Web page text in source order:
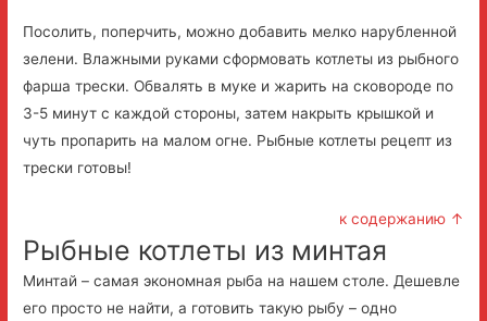
Посолить, поперчить, можно добавить мелко нарубленной
зелени. Влажными руками сформовать котлеты из рыбного
фарша трески. Обвалять в муке и жарить на сковороде по
3-5 минут с каждой стороны, затем накрыть крышкой и
чуть пропарить на малом огне. Рыбные котлеты рецепт из
трески готовы!
к содержанию ↑
Рыбные котлеты из минтая
Минтай – самая экономная рыба на нашем столе. Дешевле
его просто не найти, а готовить такую рыбу – одно